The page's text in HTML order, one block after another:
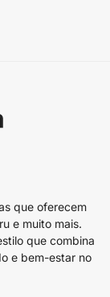
que oferecem
e muito mais.
que combina
e bem-estar no